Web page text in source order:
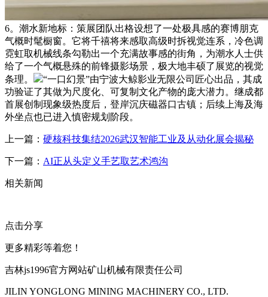
6。潮水新地标：策展团队出格设想了一处极具感的赛博朋克
气概时髦橱窗。它将千禧将来感取高级时拆视觉连系，冷色调
霓虹取机械线条勾勒出一个充满故事感的街角，为潮水人士供
给了一个气概悬殊的前锋摄影场景，极大地丰硕了展览的视觉
条理。
“一口幻景”由宁波大鲸影业无限公司匠心出品，其成
功验证了其做为尺度化、可复制文化产物的庞大潜力。继成都
首展创制现象级热度后，登岸沉庆磁器口古镇；后续上海及海
外坐点也已进入慎密规划阶段。
上一篇： 硬核科技集结2026武汉智能工业及从动化展会揭秘
下一篇： AI正从头定义手艺取艺术鸿沟
相关新闻
点击分享
更多精彩等着您！
吉林js1996官方网站矿山机械有限责任公司
JILIN YONGLONG MINING MACHINERY CO., LTD.